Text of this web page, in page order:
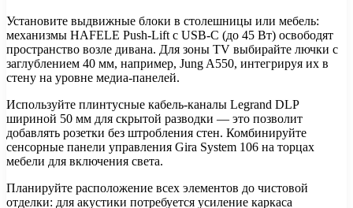
Установите выдвижные блоки в столешницы или мебель:
механизмы HAFELE Push-Lift с USB-C (до 45 Вт) освободят
пространство возле дивана. Для зоны TV выбирайте лючки с
заглублением 40 мм, например, Jung A550, интегрируя их в
стену на уровне медиа-панелей.
Используйте плинтусные кабель-каналы Legrand DLP
шириной 50 мм для скрытой разводки — это позволит
добавлять розетки без штробления стен. Комбинируйте
сенсорные панели управления Gira System 106 на торцах
мебели для включения света.
Планируйте расположение всех элементов до чистовой
отделки: для акустики потребуется усиление каркаса